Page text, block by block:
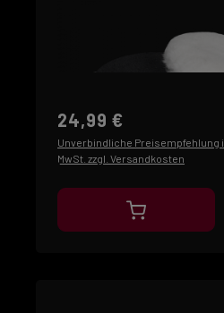
24,99 €
Unverbindliche Preisempfehlung
MwSt. zzgl. Versandkosten